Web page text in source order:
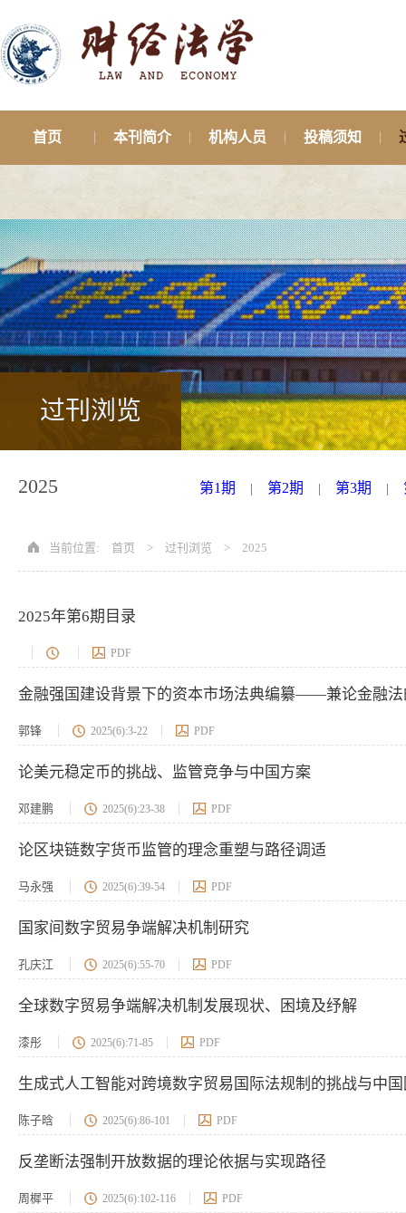
首页 本刊简介 机构人员 投稿须知
过刊浏览
2025 第1期 第2期 第3期
当前位置: 首页 > 过刊浏览 > 2025
2025年第6期目录
PDF
金融强国建设背景下的资本市场法典编纂——兼论金融法
郭锋 2025(6):3-22 PDF
论美元稳定币的挑战、监管竞争与中国方案
邓建鹏 2025(6):23-38 PDF
论区块链数字货币监管的理念重塑与路径调适
马永强 2025(6):39-54 PDF
国家间数字贸易争端解决机制研究
孔庆江 2025(6):55-70 PDF
全球数字贸易争端解决机制发展现状、困境及纾解
漆彤 2025(6):71-85 PDF
生成式人工智能对跨境数字贸易国际法规制的挑战与中
陈子晗 2025(6):86-101 PDF
反垄断法强制开放数据的理论依据与实现路径
周樨平 2025(6):102-116 PDF